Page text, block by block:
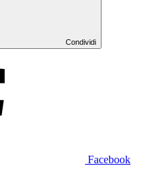
Condividi
Facebook